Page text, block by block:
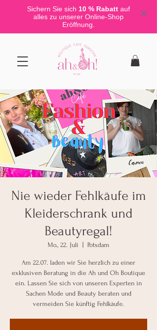
Sichern Sie sich 10 % Rabatt auf
alles zu unserer Online-Shop
Eröffnung.
Nie wieder Fehlkäufe im
Kleiderschrank und
Beautyregal!
Mo., 22. Juli Potsdam
Am 22.07. laden wir Sie herzlich zu einer
exklusiven Beratung in die Ah und Oh Boutique
ein. Lassen Sie sich von unseren Experten in
Sachen Mode und Beauty beraten und
vermeiden Sie künftig Fehlkäufe.